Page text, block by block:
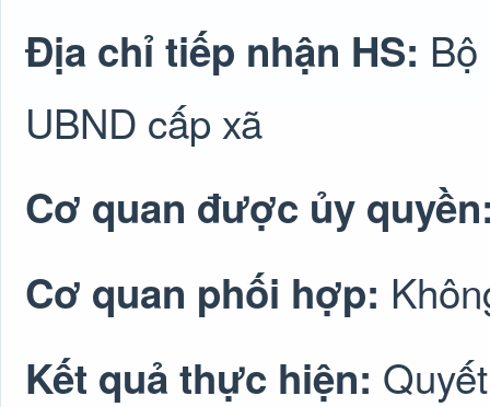
Địa chỉ tiếp nhận HS:
UBND cấp xã
Cơ quan được ủy
Cơ quan phối hợp:
Kết quả thực hiện: